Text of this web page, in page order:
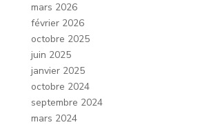
mars 2026
février 2026
octobre 2025
juin 2025
janvier 2025
octobre 2024
septembre 2024
mars 2024